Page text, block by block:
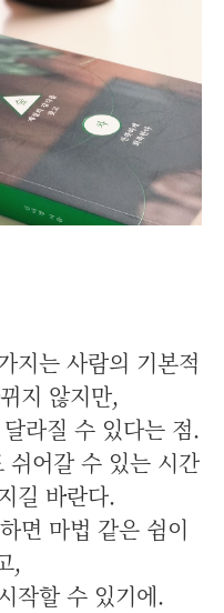
지는 사람의 기본적
지 않지만,
라질 수 있다는 점.
쉬어갈 수 있는 시간
길 바란다.
면 마법 같은 쉼이
,
작할 수 있기에.